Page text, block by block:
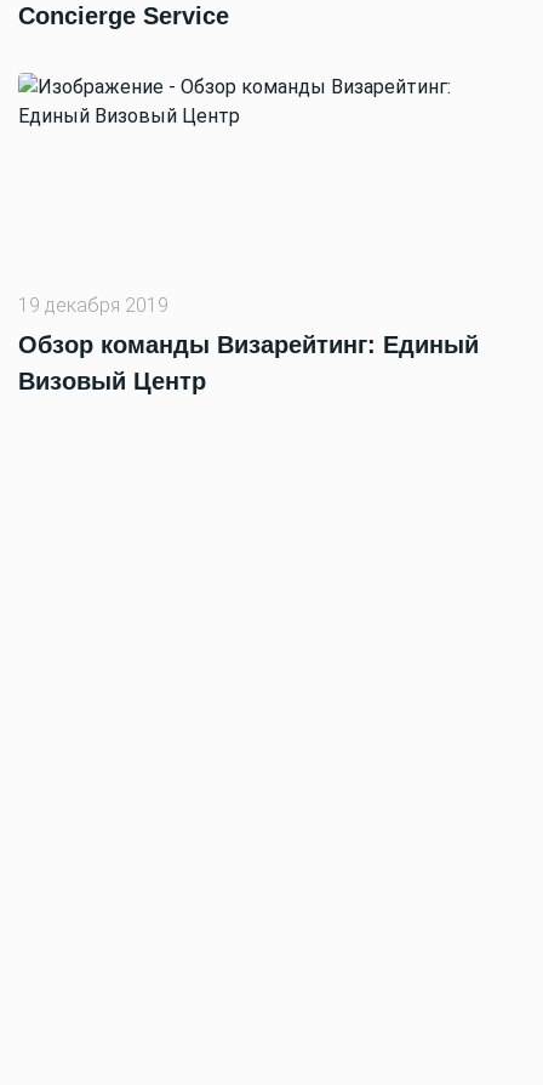
Concierge Service
19 декабря 2019
Обзор команды Визарейтинг: Единый
Визовый Центр